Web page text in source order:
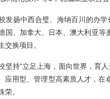
扬中西合璧、海纳百川的办学
国、加拿大、日本、澳大利亚
交换项目。
持“立足上海，面向世界，育人
应用型、管理型高素质人才，
荣。